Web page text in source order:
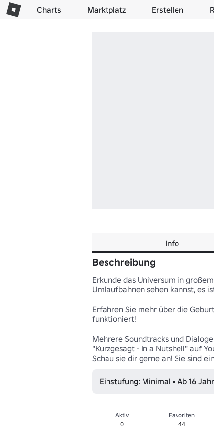
Charts Marktplatz Erstellen
Info
Beschreibung
Erkunde das Universum in
Umlaufbahnen sehen kannst, es
Erfahren Sie mehr über die
funktioniert!
Mehrere Soundtracks und
"Kurzgesagt - In a Nutshell" auf
Schau sie dir gerne an! Sie sind
Einstufung: Minimal • Ab 16
Aktiv
0
Favoriten
44